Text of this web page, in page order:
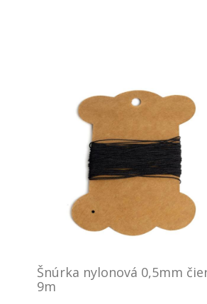
Šnúrka nylonová 0,5mm
9m